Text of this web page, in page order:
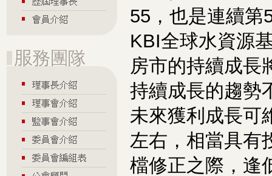
55，也是連續第
KBI全球水資源
房市的持續成長
持續成長的趨勢
未來獲利成長可
左右，相當具有
檔修正之際，逢